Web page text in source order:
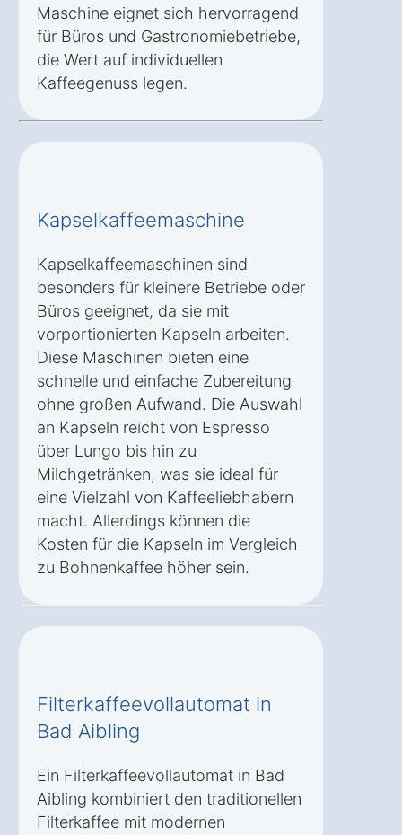
Maschine eignet sich hervorragend
für Büros und Gastronomiebetriebe,
die Wert auf individuellen
Kaffeegenuss legen.
Kapselkaffeemaschine
Kapselkaffeemaschinen sind
besonders für kleinere Betriebe oder
Büros geeignet, da sie mit
vorportionierten Kapseln arbeiten.
Diese Maschinen bieten eine
schnelle und einfache Zubereitung
ohne großen Aufwand. Die Auswahl
an Kapseln reicht von Espresso
über Lungo bis hin zu
Milchgetränken, was sie ideal für
eine Vielzahl von Kaffeeliebhabern
macht. Allerdings können die
Kosten für die Kapseln im Vergleich
zu Bohnenkaffee höher sein.
Filterkaffeevollautomat in
Bad Aibling
Ein Filterkaffeevollautomat in Bad
Aibling kombiniert den traditionellen
Filterkaffee mit modernen